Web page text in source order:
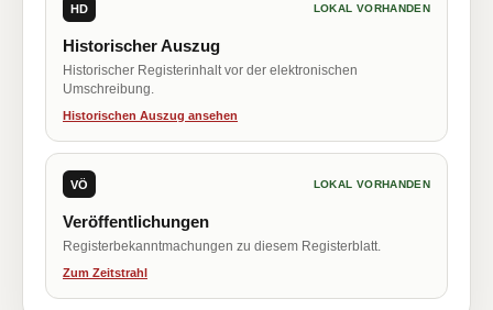
HD LOKAL VORHANDEN
Historischer Auszug
Historischer Registerinhalt vor der elektronischen
Umschreibung.
Historischen Auszug ansehen
VÖ LOKAL VORHANDEN
Veröffentlichungen
Registerbekanntmachungen zu diesem Registerblatt.
Zum Zeitstrahl